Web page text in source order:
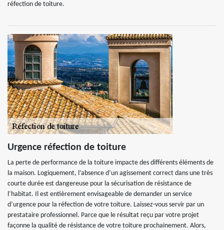
réfection de toiture.
Urgence réfection de toiture
La perte de performance de la toiture impacte des différents éléments de
la maison. Logiquement, l’absence d’un agissement correct dans une très
courte durée est dangereuse pour la sécurisation de résistance de
l’habitat. Il est entièrement envisageable de demander un service
d’urgence pour la réfection de votre toiture. Laissez-vous servir par un
prestataire professionnel. Parce que le résultat reçu par votre projet
façonne la qualité de résistance de votre toiture prochainement. Alors,